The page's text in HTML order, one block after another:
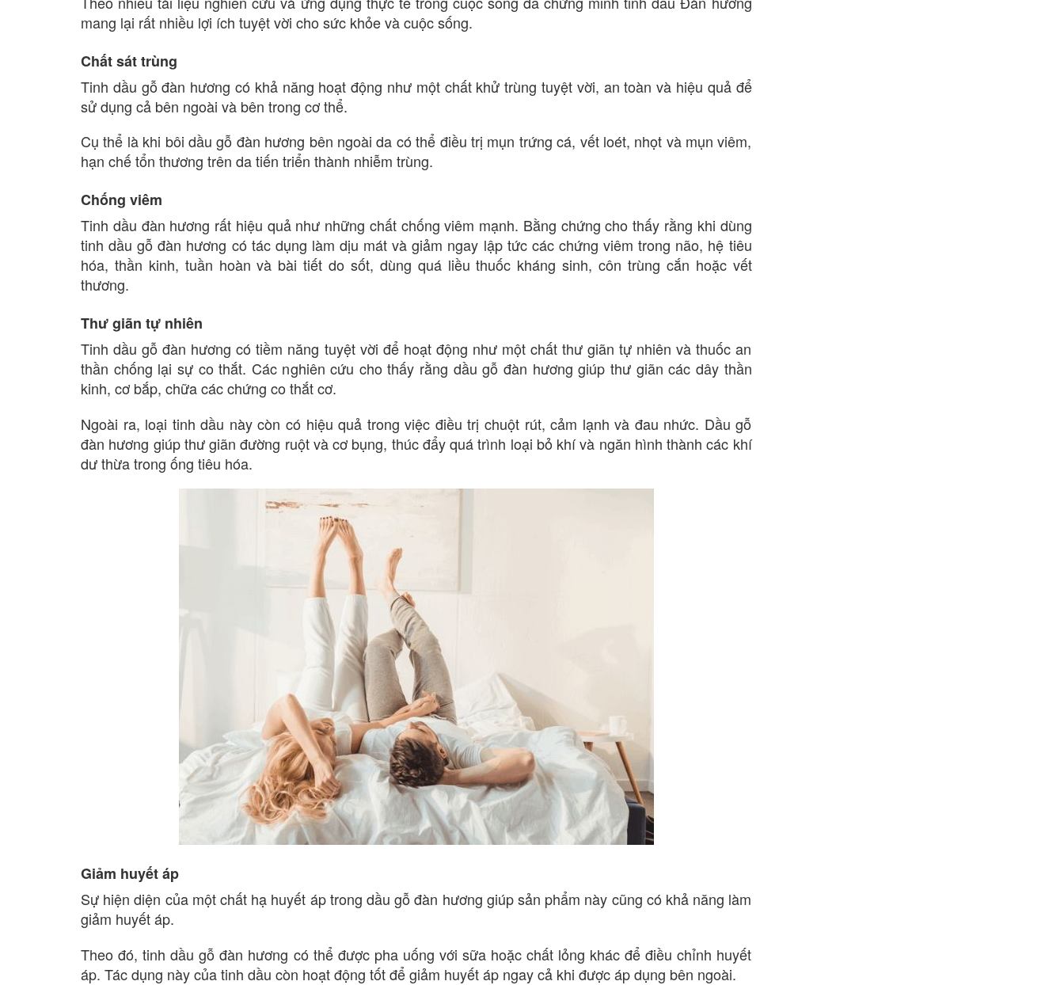
mang lại rất nhiều lợi ích tuyệt vời cho sức khỏe và cuộc sống.
Chất sát trùng
Tinh dầu gỗ đàn hương có khả năng hoạt động như một chất khử trùng tuyệt vời, an toàn và hiệu quả để
sử dụng cả bên ngoài và bên trong cơ thể.
Cụ thể là khi bôi dầu gỗ đàn hương bên ngoài da có thể điều trị mụn trứng cá, vết loét, nhọt và mụn viêm,
hạn chế tổn thương trên da tiến triển thành nhiễm trùng.
Chống viêm
Tinh dầu đàn hương rất hiệu quả như những chất chống viêm mạnh. Bằng chứng cho thấy rằng khi dùng
tinh dầu gỗ đàn hương có tác dụng làm dịu mát và giảm ngay lập tức các chứng viêm trong não, hệ tiêu
hóa, thần kinh, tuần hoàn và bài tiết do sốt, dùng quá liều thuốc kháng sinh, côn trùng cắn hoặc vết
thương.
Thư giãn tự nhiên
Tinh dầu gỗ đàn hương có tiềm năng tuyệt vời để hoạt động như một chất thư giãn tự nhiên và thuốc an
thần chống lại sự co thắt. Các nghiên cứu cho thấy rằng dầu gỗ đàn hương giúp thư giãn các dây thần
kinh, cơ bắp, chữa các chứng co thắt cơ.
Ngoài ra, loại tinh dầu này còn có hiệu quả trong việc điều trị chuột rút, cảm lạnh và đau nhức. Dầu gỗ
đàn hương giúp thư giãn đường ruột và cơ bụng, thúc đẩy quá trình loại bỏ khí và ngăn hình thành các khí
dư thừa trong ống tiêu hóa.
Giảm huyết áp
Sự hiện diện của một chất hạ huyết áp trong dầu gỗ đàn hương giúp sản phẩm này cũng có khả năng làm
giảm huyết áp.
Theo đó, tinh dầu gỗ đàn hương có thể được pha uống với sữa hoặc chất lỏng khác để điều chỉnh huyết
áp. Tác dụng này của tinh dầu còn hoạt động tốt để giảm huyết áp ngay cả khi được áp dụng bên ngoài.